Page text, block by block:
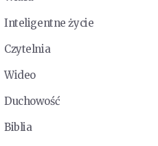
Inteligentne życie
Czytelnia
Wideo
Duchowość
Biblia